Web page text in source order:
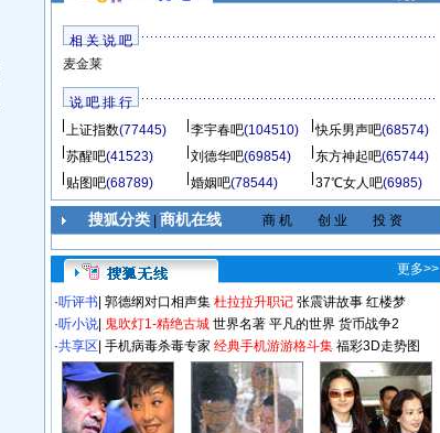
相 关 说 吧
麦金莱
说 吧 排 行
上证指数(77445) 李宇春吧(104510) 快乐男声吧(68574)
苏醒吧(41523) 刘德华吧(69854) 东方神起吧(65744)
贴图吧(68789) 婚姻吧(78544) 37℃女人吧(6985)
搜狐分类| 商机在线 商 机 创 业 投 资
更多>>
·听评书 郭德纲对口相声集 杜拉拉升职记 张震讲故事 红楼梦
·听小说 鬼吹灯1-精绝古城 世界名著 平凡的世界 货币战争2
·共享区 手机病毒杀毒专家 经典手机游游格斗集 福彩3D走势图